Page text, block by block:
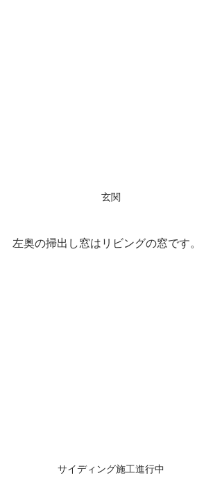
玄関
左奥の掃出し窓はリビングの窓です。
サイディング施工進行中